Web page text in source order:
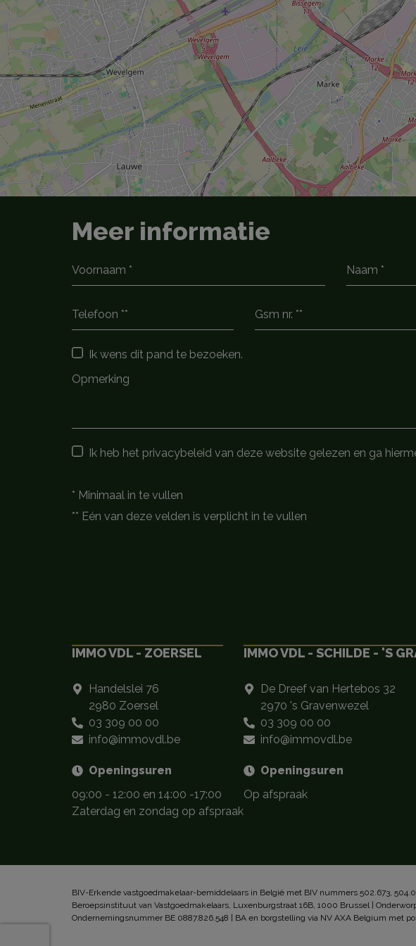
Meer informatie
Ik wens dit pand te bezoeken.
Ik heb het privacybeleid van deze website gelezen en ga
* Minimaal in te vullen
** Eén van deze velden is verplicht in te vullen
IMMO VDL - ZOERSEL
Handelslei 76
2980 Zoersel
03 309 00 00
info@immovdl.be
Openingsuren
09:00 - 12:00 en 14:00 -17:00
Zaterdag en zondag op afspraak
IMMO VDL - SCHILDE - 'S
De Dreef van Hertebos 32
2970 's Gravenwezel
03 309 00 00
info@immovdl.be
Openingsuren
Op afspraak
BIV-Erkende vastgoedmakelaar-bemiddelaars in België met BIV nummers 502.673,
Beroepsinstituut van Vastgoedmakelaars, Luxenburgstraat 16B, 1000 Brussel |
Ondernemingsnummer BE 0887.826.548 | BA en borgstelling via NV AXA Belgium met